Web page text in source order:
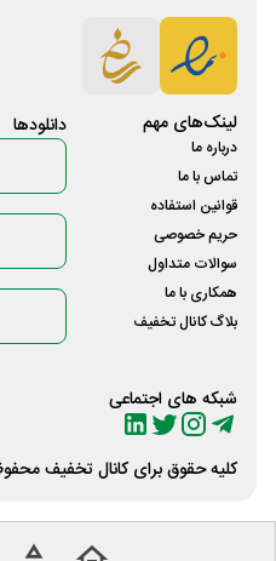
لینک‌های مهم
درباره ما
تماس با ما
قوانین استفاده
حریم خصوصی
سوالات متداول
همکاری با ما
بلاگ کانال تخفیف
شبکه های اجتماعی
دانلود‌ها
کلیه حقوق برای کانال تخفیف